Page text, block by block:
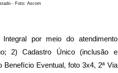
- Foto: Ascom
por meio do atendimento
2) Cadastro Único (inclusão e
Eventual, foto 3x4, 2ª Via